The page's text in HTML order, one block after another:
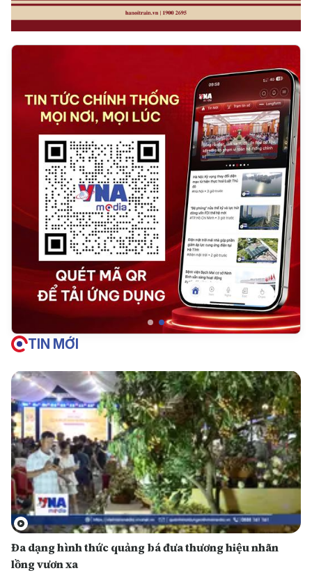
TIN MỚI
Đa dạng hình thức quảng bá đưa thương hiệu nhãn
lồng vươn xa